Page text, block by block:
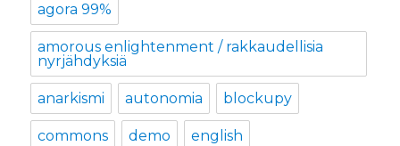
agora 99%
amorous enlightenment / rakkaudellisia
nyrjähdyksiä
anarkismi autonomia blockupy
commons demo english